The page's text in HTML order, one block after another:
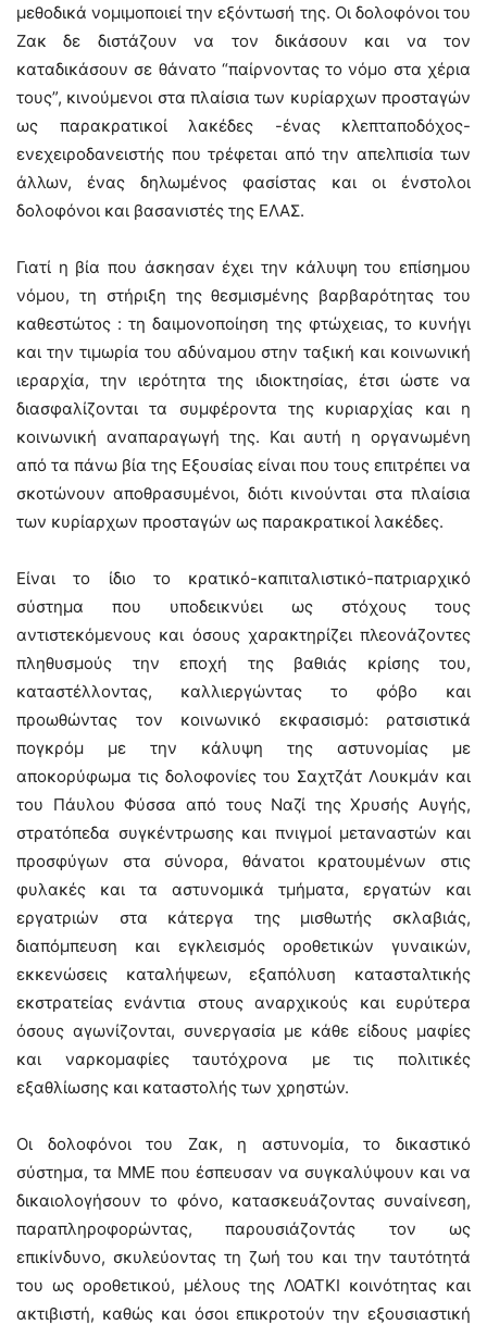
μεθοδικά νομιμοποιεί την εξόντωσή της. Οι δολοφόνοι του
Ζακ δε διστάζουν να τον δικάσουν και να τον
καταδικάσουν σε θάνατο “παίρνοντας το νόμο στα χέρια
τους”, κινούμενοι στα πλαίσια των κυρίαρχων προσταγών
ως παρακρατικοί λακέδες -ένας κλεπταποδόχος-
ενεχειροδανειστής που τρέφεται από την απελπισία των
άλλων, ένας δηλωμένος φασίστας και οι ένστολοι
δολοφόνοι και βασανιστές της ΕΛΑΣ.
Γιατί η βία που άσκησαν έχει την κάλυψη του επίσημου
νόμου, τη στήριξη της θεσμισμένης βαρβαρότητας του
καθεστώτος : τη δαιμονοποίηση της φτώχειας, το κυνήγι
και την τιμωρία του αδύναμου στην ταξική και κοινωνική
ιεραρχία, την ιερότητα της ιδιοκτησίας, έτσι ώστε να
διασφαλίζονται τα συμφέροντα της κυριαρχίας και η
κοινωνική αναπαραγωγή της. Και αυτή η οργανωμένη
από τα πάνω βία της Εξουσίας είναι που τους επιτρέπει να
σκοτώνουν αποθρασυμένοι, διότι κινούνται στα πλαίσια
των κυρίαρχων προσταγών ως παρακρατικοί λακέδες.
Είναι το ίδιο το κρατικό-καπιταλιστικό-πατριαρχικό
σύστημα που υποδεικνύει ως στόχους τους
αντιστεκόμενους και όσους χαρακτηρίζει πλεονάζοντες
πληθυσμούς την εποχή της βαθιάς κρίσης του,
καταστέλλοντας, καλλιεργώντας το φόβο και
προωθώντας τον κοινωνικό εκφασισμό: ρατσιστικά
πογκρόμ με την κάλυψη της αστυνομίας με
αποκορύφωμα τις δολοφονίες του Σαχτζάτ Λουκμάν και
του Πάυλου Φύσσα από τους Ναζί της Χρυσής Αυγής,
στρατόπεδα συγκέντρωσης και πνιγμοί μεταναστών και
προσφύγων στα σύνορα, θάνατοι κρατουμένων στις
φυλακές και τα αστυνομικά τμήματα, εργατών και
εργατριών στα κάτεργα της μισθωτής σκλαβιάς,
διαπόμπευση και εγκλεισμός οροθετικών γυναικών,
εκκενώσεις καταλήψεων, εξαπόλυση κατασταλτικής
εκστρατείας ενάντια στους αναρχικούς και ευρύτερα
όσους αγωνίζονται, συνεργασία με κάθε είδους μαφίες
και ναρκομαφίες ταυτόχρονα με τις πολιτικές
εξαθλίωσης και καταστολής των χρηστών.
Οι δολοφόνοι του Ζακ, η αστυνομία, το δικαστικό
σύστημα, τα ΜΜΕ που έσπευσαν να συγκαλύψουν και να
δικαιολογήσουν το φόνο, κατασκευάζοντας συναίνεση,
παραπληροφορώντας, παρουσιάζοντάς τον ως
επικίνδυνο, σκυλεύοντας τη ζωή του και την ταυτότητά
του ως οροθετικού, μέλους της ΛΟΑΤΚΙ κοινότητας και
ακτιβιστή, καθώς και όσοι επικροτούν την εξουσιαστική